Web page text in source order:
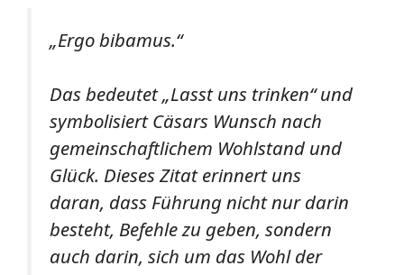
„Ergo bibamus.“
Das bedeutet „Lasst uns trinken“ und
symbolisiert Cäsars Wunsch nach
gemeinschaftlichem Wohlstand und
Glück. Dieses Zitat erinnert uns
daran, dass Führung nicht nur darin
besteht, Befehle zu geben, sondern
auch darin, sich um das Wohl der